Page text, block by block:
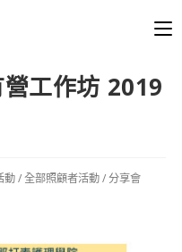
工作坊 2019
動/全部照顧者活動/分享會